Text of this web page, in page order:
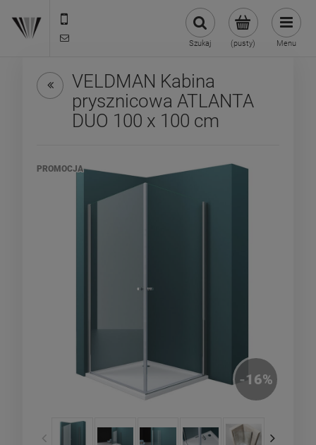
(pusty)
Szukaj Menu
VELDMAN Kabina
prysznicowa ATLANTA
DUO 100 x 100 cm
PROMOCJA
-16%